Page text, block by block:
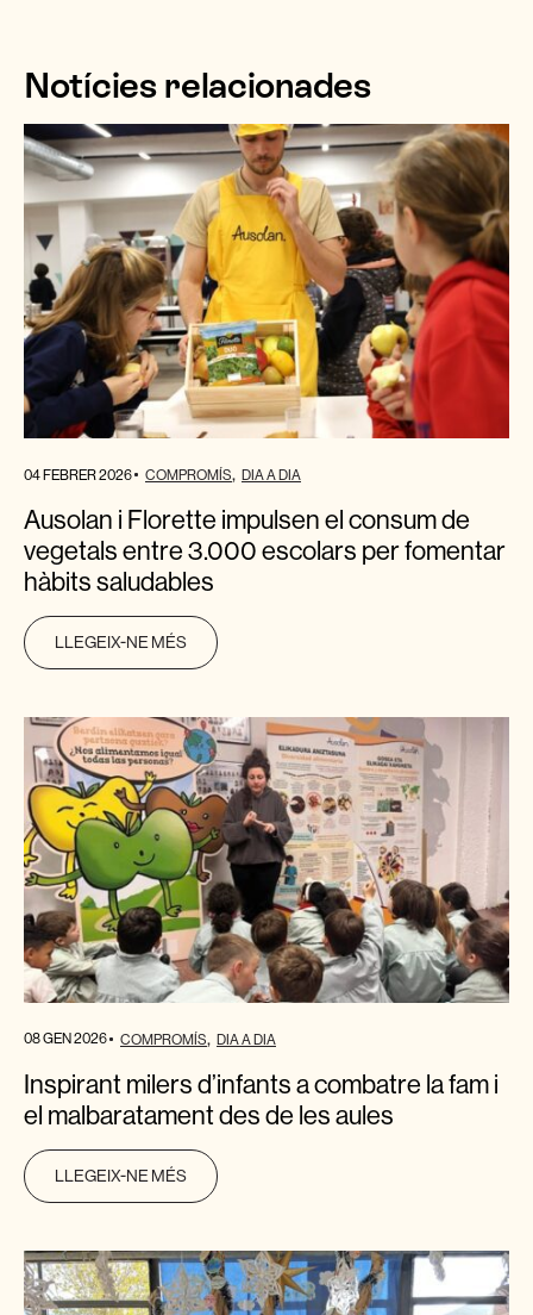
Notícies relacionades
04 FEBRER 2026 COMPROMÍS DIA A DIA
Ausolan i Florette impulsen el consum de
vegetals entre 3.000 escolars per fomentar
hàbits saludables
LLEGEIX-NE MÉS
08 GEN 2026 COMPROMÍS DIA A DIA
Inspirant milers d’infants a combatre la fam i
el malbaratament des de les aules
LLEGEIX-NE MÉS